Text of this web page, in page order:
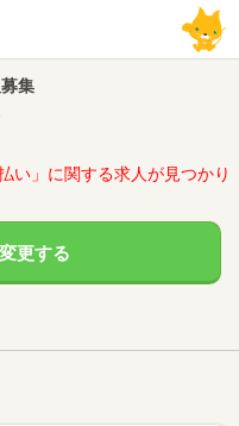
集
」に関する求人が見つかり
変更する